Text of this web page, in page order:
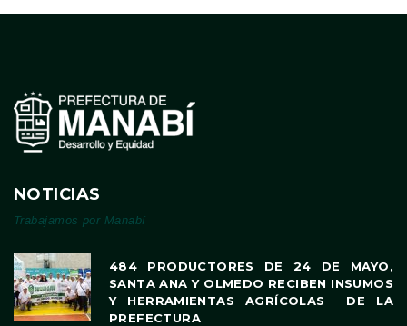
NOTICIAS
Trabajamos por Manabí
484 PRODUCTORES DE 24 DE MAYO,
SANTA ANA Y OLMEDO RECIBEN INSUMOS
Y HERRAMIENTAS AGRÍCOLAS DE LA
PREFECTURA